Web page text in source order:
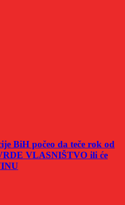
BiH počeo da teče rok od
VLASNIŠTVO ili će